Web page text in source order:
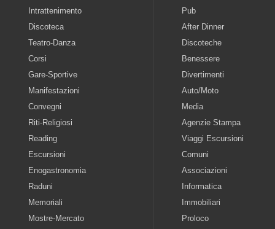
Intrattenimento
Discoteca
Teatro-Danza
Corsi
Gare-Sportive
Manifestazioni
Convegni
Riti-Religiosi
Reading
Escursioni
Enogastronomia
Raduni
Memoriali
Mostre-Mercato
Pub
After Dinner
Discoteche
Benessere
Divertimenti
Auto/Moto
Media
Agenzie Stampa
Viaggi Escursioni
Comuni
Associazioni
Informatica
Immobiliari
Proloco